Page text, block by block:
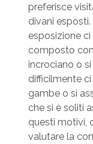
preferisce
divani
esposizione
composto
incrociano o
difficilmente ci
gambe o si
che si è soliti
questi motivi,
valutare la